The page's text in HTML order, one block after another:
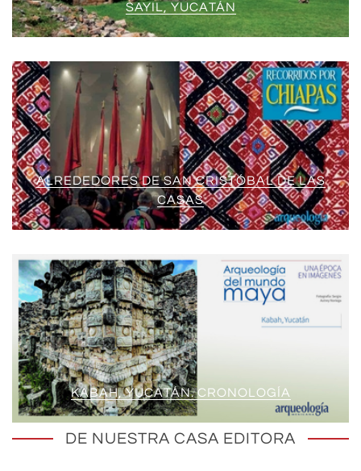
SAYIL, YUCATÁN
ALREDEDORES DE SAN CRISTÓBAL DE LAS
CASAS
KABAH, YUCATÁN. CRONOLOGÍA
DE NUESTRA CASA EDITORA